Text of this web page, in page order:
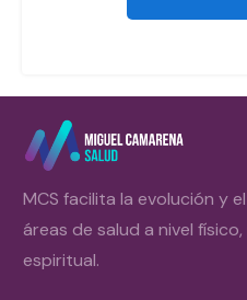
MCS facilita la evolución y
áreas de salud a nivel
espiritual.